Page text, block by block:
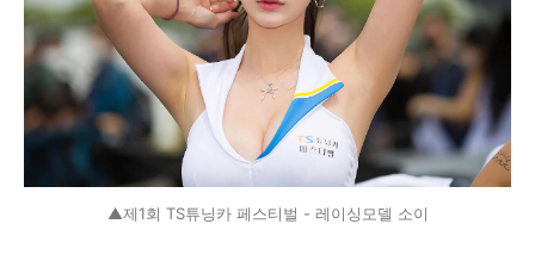
▲제1회 TS튜닝카 페스티벌 - 레이싱모델 소이